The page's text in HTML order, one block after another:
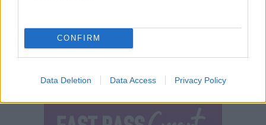
CONFIRM
Data Deletion Data Access Privacy Policy